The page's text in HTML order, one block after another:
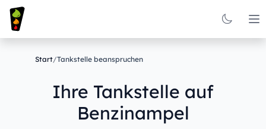
Start/Tankstelle beanspruchen
Ihre Tankstelle auf
Benzinampel